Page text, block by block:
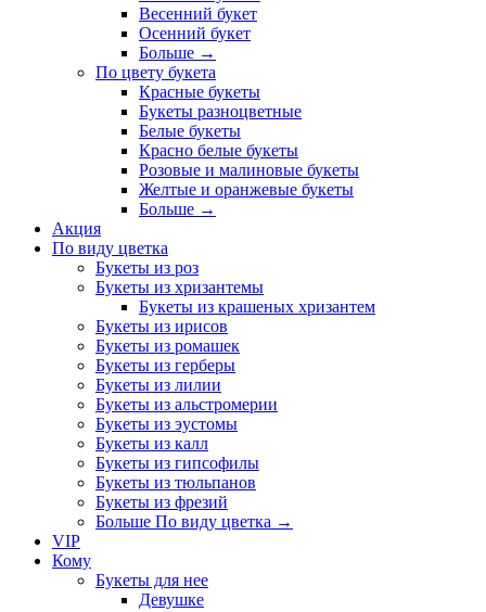
Весенний букет
Осенний букет
Больше →
По цвету букета
Красные букеты
Букеты разноцветные
Белые букеты
Красно белые букеты
Розовые и малиновые букеты
Желтые и оранжевые букеты
Больше →
Акция
По виду цветка
Букеты из роз
Букеты из хризантемы
Букеты из крашеных хризантем
Букеты из ирисов
Букеты из ромашек
Букеты из герберы
Букеты из лилии
Букеты из альстромерии
Букеты из эустомы
Букеты из калл
Букеты из гипсофилы
Букеты из тюльпанов
Букеты из фрезий
Больше По виду цветка →
VIP
Кому
Букеты для нее
Девушке